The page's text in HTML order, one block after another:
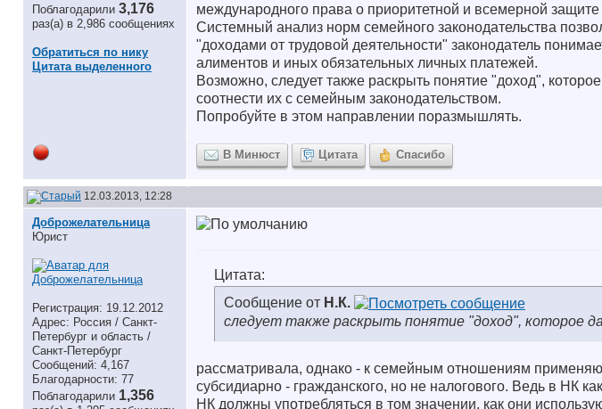
Поблагодарили 3,176
раз(а) в 2,986 сообщениях
Обратиться по нику
Цитата выделенного
международного права о приоритетной и всемерной
Системный анализ норм семейного законодательства
"доходами от трудовой деятельности" законодатель
алиментов и иных обязательных личных платежей.
Возможно, следует также раскрыть понятие "доход",
соотнести их с семейным законодательством.
Попробуйте в этом направлении поразмышлять.
В Минюст Цитата Спасибо
12.03.2013, 12:28
Доброжелательница
Юрист
Регистрация: 19.12.2012
Адрес: Россия / Санкт-
Петербург и область /
Санкт-Петербург
Сообщений: 4,167
Благодарности: 77
Поблагодарили 1,356
Цитата:
Сообщение от Н.К.
следует также раскрыть понятие "доход", которое
рассматривала, однако - к семейным отношениям
субсидиарно - гражданского, но не налогового. Ведь в НК
НК должны употребляться в том значении, как они